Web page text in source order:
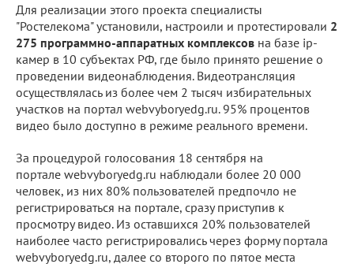
Для реализации этого проекта специалисты
"Ростелекома" установили, настроили и протестировали 2
275 программно-аппаратных комплексов на базе ip-
камер в 10 субъектах РФ, где было принято решение о
проведении видеонаблюдения. Видеотрансляция
осуществлялась из более чем 2 тысяч избирательных
участков на портал webvyboryedg.ru. 95% процентов
видео было доступно в режиме реального времени.
За процедурой голосования 18 сентября на
портале webvyboryedg.ru наблюдали более 20 000
человек, из них 80% пользователей предпочло не
регистрироваться на портале, сразу приступив к
просмотру видео. Из оставшихся 20% пользователей
наиболее часто регистрировались через форму портала
webvyboryedg.ru, далее со второго по пятое места